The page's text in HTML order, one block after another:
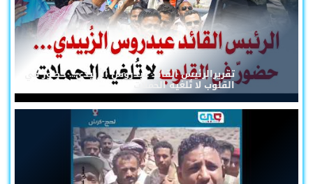
تقريرالرئيس القائد عيدروس الزُبيدي... حضورٌ في
القلوب لا تُلغيه الحملات